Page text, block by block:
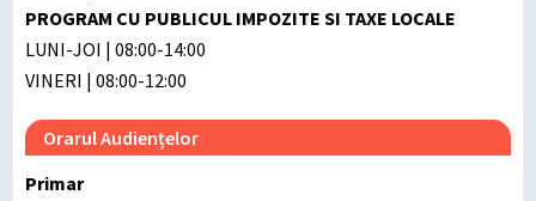
PROGRAM CU PUBLICUL IMPOZITE SI TAXE LOCALE
LUNI-JOI | 08:00-14:00
VINERI | 08:00-12:00
Orarul Audiențelor
Primar